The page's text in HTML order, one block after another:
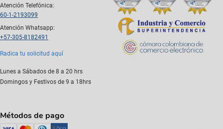
Atención Telefónica:
60-1-2193099
Atención Whatsapp:
+57-305-8182491
Radica tu solicitud aquí
Lunes a Sábados de 8 a 20 hrs
Domingos y Festivos de 9 a 18hrs
Métodos de pago